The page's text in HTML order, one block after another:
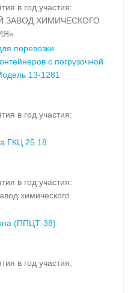
в год участия:
ЗАВОД ХИМИЧЕСКОГО
перевозки
с погрузочной
13-1281
в год участия:
ГКЦ 25.18
в год участия:
химического
(ППЦТ-38)
в год участия: